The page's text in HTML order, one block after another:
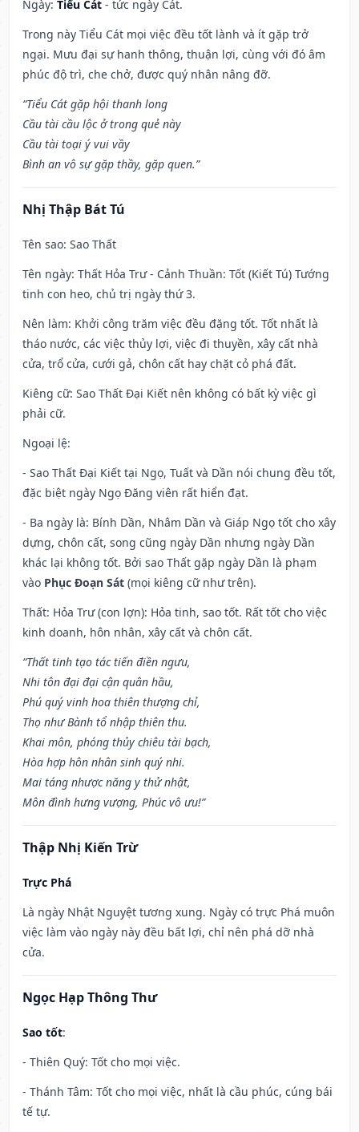
Ngày: Tiểu Cát - tức ngày Cát.
Trong này Tiểu Cát mọi việc đều tốt lành và ít gặp trở
ngại. Mưu đại sự hanh thông, thuận lợi, cùng với đó âm
phúc độ trì, che chở, được quý nhân nâng đỡ.
“Tiểu Cát gặp hội thanh long
Cầu tài cầu lộc ở trong quẻ này
Cầu tài toại ý vui vầy
Bình an vô sự gặp thầy, gặp quen.”
Nhị Thập Bát Tú
Tên sao: Sao Thất
Tên ngày: Thất Hỏa Trư - Cảnh Thuần: Tốt (Kiết Tú) Tướng
tinh con heo, chủ trị ngày thứ 3.
Nên làm: Khởi công trăm việc đều đặng tốt. Tốt nhất là
tháo nước, các việc thủy lợi, việc đi thuyền, xây cất nhà
cửa, trổ cửa, cưới gả, chôn cất hay chặt cỏ phá đất.
Kiêng cữ: Sao Thất Đại Kiết nên không có bất kỳ việc gì
phải cữ.
Ngoại lệ:
- Sao Thất Đại Kiết tại Ngọ, Tuất và Dần nói chung đều tốt,
đặc biệt ngày Ngọ Đăng viên rất hiển đạt.
- Ba ngày là: Bính Dần, Nhâm Dần và Giáp Ngọ tốt cho xây
dựng, chôn cất, song cũng ngày Dần nhưng ngày Dần
khác lại không tốt. Bởi sao Thất gặp ngày Dần là phạm
vào Phục Đoạn Sát (mọi kiêng cữ như trên).
Thất: Hỏa Trư (con lợn): Hỏa tinh, sao tốt. Rất tốt cho việc
kinh doanh, hôn nhân, xây cất và chôn cất.
“Thất tinh tạo tác tiến điền ngưu,
Nhi tôn đại đại cận quân hầu,
Phú quý vinh hoa thiên thượng chỉ,
Thọ như Bành tổ nhập thiên thu.
Khai môn, phóng thủy chiêu tài bạch,
Hòa hợp hôn nhân sinh quý nhi.
Mai táng nhược năng y thử nhật,
Môn đình hưng vượng, Phúc vô ưu!”
Thập Nhị Kiến Trừ
Trực Phá
Là ngày Nhật Nguyệt tương xung. Ngày có trực Phá muôn
việc làm vào ngày này đều bất lợi, chỉ nên phá dỡ nhà
cửa.
Ngọc Hạp Thông Thư
Sao tốt:
- Thiên Quý: Tốt cho mọi việc.
- Thánh Tâm: Tốt cho mọi việc, nhất là cầu phúc, cúng bái
tế tự.